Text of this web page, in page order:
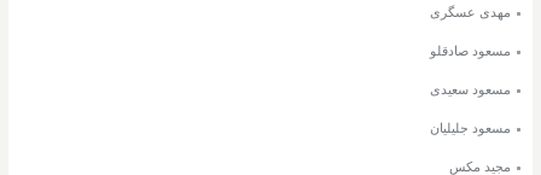
مهدی عسگری
مسعود صادقلو
مسعود سعیدی
مسعود جلیلیان
مجید مکس